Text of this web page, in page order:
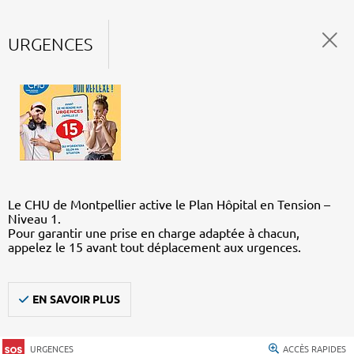
URGENCES
Le CHU de Montpellier active le Plan Hôpital en Tension –
Niveau 1.
Pour garantir une prise en charge adaptée à chacun,
appelez le 15 avant tout déplacement aux urgences.
EN SAVOIR PLUS
URGENCES ACCÈS RAPIDES